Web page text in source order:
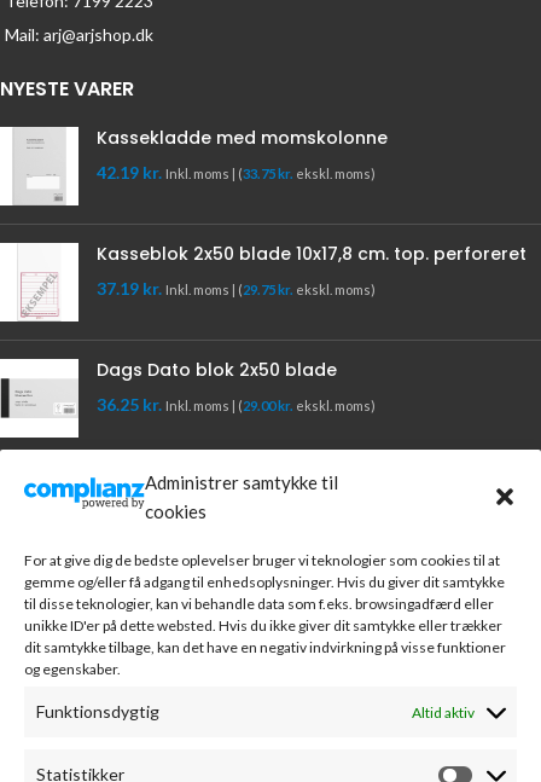
Administrer samtykke til
cookies
For at give dig de bedste oplevelser bruger vi teknologier som cookies til at
gemme og/eller få adgang til enhedsoplysninger. Hvis du giver dit samtykke
til disse teknologier, kan vi behandle data som f.eks. browsingadfærd eller
unikke ID'er på dette websted. Hvis du ikke giver dit samtykke eller trækker
dit samtykke tilbage, kan det have en negativ indvirkning på visse funktioner
og egenskaber.
Funktionsdygtig Altid aktiv
Statistikker
Mail: arj@arjshop.dk
NYESTE VARER
Kassekladde med momskolonne
42.19 kr. Inkl. moms | (33.75kr. ekskl. moms)
Kasseblok 2x50 blade 10x17,8 cm. top. perforeret
37.19 kr. Inkl. moms | (29.75kr. ekskl. moms)
Dags Dato blok 2x50 blade
36.25 kr. Inkl. moms | (29.00kr. ekskl. moms)
KATEGORIER
Papirvarer
Kontorartikler
Skriveartikler
Blæk & Tonere
IT & Datatilbehør
KUNDESERVICE